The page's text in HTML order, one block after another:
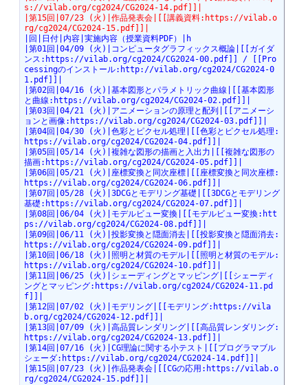
s://vilab.org/cg2024/CG2024-14.pdf]]|
|第15回|07/23 (火)|作品発表会|[[講義資料:https://vilab.o
rg/cg2024/CG2024-15.pdf]]|
|回|日付|内容|実施内容（授業資料PDF）|h
|第01回|04/09 (火)|コンピュータグラフィックス概論|[[ガイダ
ンス:https://vilab.org/cg2024/CG2024-00.pdf]] / [[Pro
cessingのインストール:http://vilab.org/cg2024/CG2024-0
1.pdf]]|
|第02回|04/16 (火)|基本図形とパラメトリック曲線|[[基本図形
と曲線:https://vilab.org/cg2024/CG2024-02.pdf]]|
|第03回|04/21 (火)|アニメーションの原理と配列|[[アニメーシ
ョンと画像:https://vilab.org/cg2024/CG2024-03.pdf]]|
|第04回|04/30 (火)|色彩とピクセル処理|[[色彩とピクセル処理:
https://vilab.org/cg2024/CG2024-04.pdf]]|
|第05回|05/14 (火)|複雑な図形の描画と入出力|[[複雑な図形の
描画:https://vilab.org/cg2024/CG2024-05.pdf]]|
|第06回|05/21 (火)|座標変換と同次座標|[[座標変換と同次座標:
https://vilab.org/cg2024/CG2024-06.pdf]]|
|第07回|05/28 (火)|3DCGとモデリング基礎|[[3DCGとモデリング
基礎:https://vilab.org/cg2024/CG2024-07.pdf]]|
|第08回|06/04 (火)|モデルビュー変換|[[モデルビュー変換:htt
ps://vilab.org/cg2024/CG2024-08.pdf]]|
|第09回|06/11 (火)|投影変換と隠面消去|[[投影変換と隠面消去:
https://vilab.org/cg2024/CG2024-09.pdf]]|
|第10回|06/18 (火)|照明と材質のモデル|[[照明と材質のモデル:
https://vilab.org/cg2024/CG2024-10.pdf]]|
|第11回|06/25 (火)|シェーディングとマッピング|[[シェーディ
ングとマッピング:https://vilab.org/cg2024/CG2024-11.pd
f]]|
|第12回|07/02 (火)|モデリング|[[モデリング:https://vila
b.org/cg2024/CG2024-12.pdf]]|
|第13回|07/09 (火)|高品質レンダリング|[[高品質レンダリング:
https://vilab.org/cg2024/CG2024-13.pdf]]|
|第14回|07/16 (火)|CG理論に関する小テスト|[[プログラマブル
シェーダ:https://vilab.org/cg2024/CG2024-14.pdf]]|
|第15回|07/23 (火)|作品発表会|[[CGの応用:https://vilab.o
rg/cg2024/CG2024-15.pdf]]|